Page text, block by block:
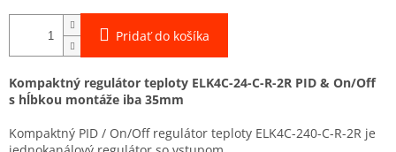
Pridať do košíka
Kompaktný regulátor teploty ELK4C-24-C-R-2R PID & On/Off
s hĺbkou montáže iba 35mm
Kompaktný PID / On/Off regulátor teploty ELK4C-240-C-R-2R je